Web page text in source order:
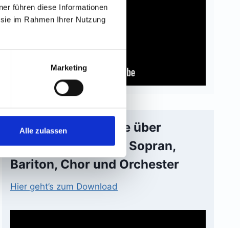
führen diese Informationen
im Rahmen Ihrer Nutzung
Marketing
Alle zulassen
Weihnachtsfantasie über
„Adeste fideles“ für Sopran,
Bariton, Chor und Orchester
Hier geht’s zum Download